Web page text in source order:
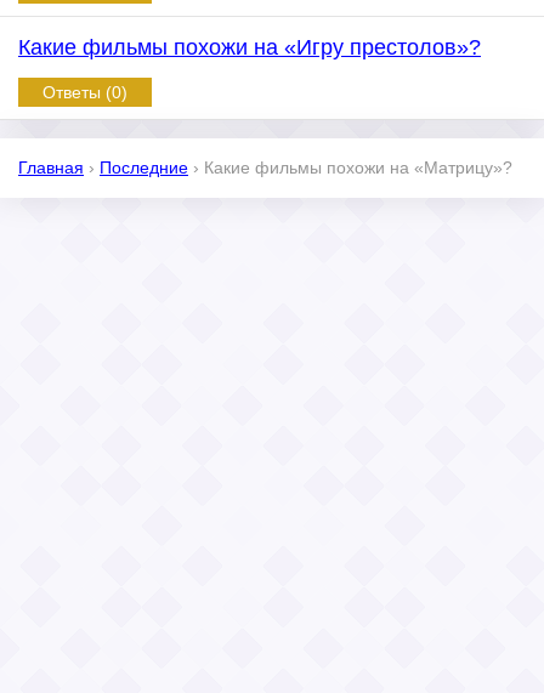
Какие фильмы похожи на «Игру престолов»?
Ответы (0)
Главная › Последние › Какие фильмы похожи на «Матрицу»?